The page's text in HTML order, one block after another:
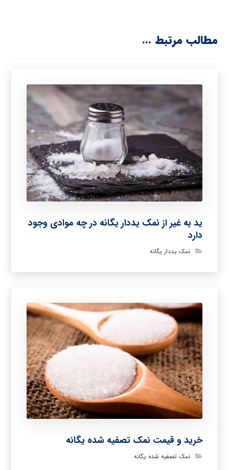
مطالب مرتبط ...
ید به غیر از نمک یددار یگانه در چه موادی وجود
دارد
نمک یددار یگانه
خرید و قیمت نمک تصفیه شده یگانه
نمک تصفیه شده یگانه